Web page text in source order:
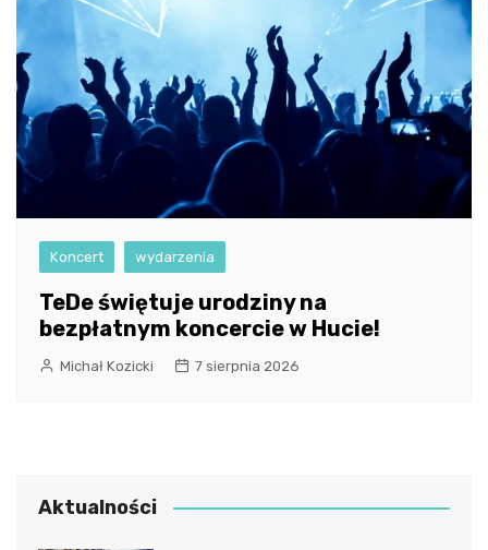
Koncert wydarzenia
TeDe świętuje urodziny na
bezpłatnym koncercie w Hucie!
Michał Kozicki 7 sierpnia 2026
Aktualności